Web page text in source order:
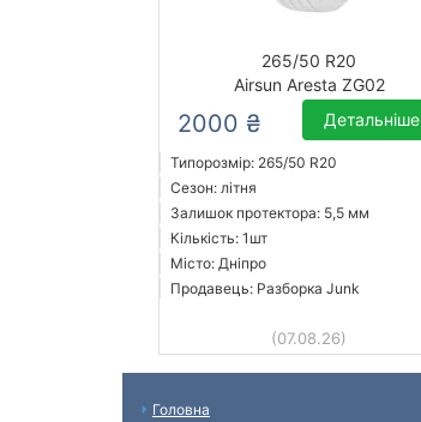
265/50 R20
Airsun Aresta ZG02
2000 ₴ Детальніше
Типорозмір: 265/50 R20
Сезон: літня
Залишок протектора: 5,5 мм
Кількість: 1шт
Місто: Дніпро
Продавець: Разборка Junk
(07.08.26)
Головна